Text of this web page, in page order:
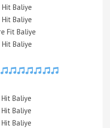
Hit Baliye
Hit Baliye
Fit Baliye
Hit Baliye
Baliye
Baliye
Baliye